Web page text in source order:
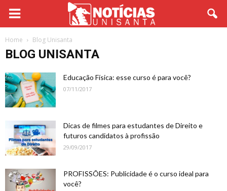
Home Blog Unisanta
BLOG UNISANTA
Educação Física: esse curso é para você?
07/11/2017
Dicas de filmes para estudantes de Direito e
futuros candidatos à profissão
29/09/2017
PROFISSÕES: Publicidade é o curso ideal para
você?